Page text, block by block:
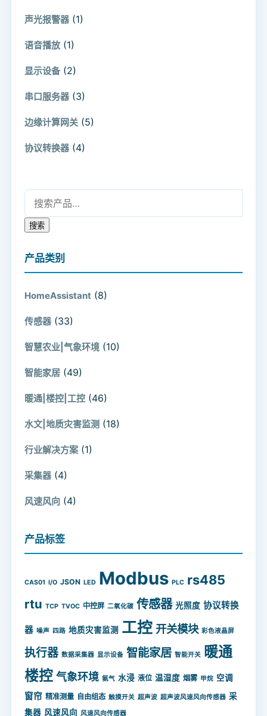
声光报警器 (1)
语音播放 (1)
显示设备 (2)
串口服务器 (3)
边缘计算网关 (5)
协议转换器 (4)
搜索：
搜索
产品类别
HomeAssistant (8)
传感器 (33)
智慧农业|气象环境 (10)
智能家居 (49)
暖通|楼控|工控 (46)
水文|地质灾害监测 (18)
行业解决方案 (1)
采集器 (4)
风速风向 (4)
产品标签
CAS01 I/O JSON LED Modbus PLC rs485
rtu TCP TVOC 中控屏 二氧化碳 传感器 光照度 协议转换
器 噪声 四路 地质灾害监测 工控 开关模块 彩色液晶屏
执行器 数据采集器 显示设备 智能家居 智能开关 暖通
楼控 气象环境 氨气 水浸 液位 温湿度 烟雾 甲烷 空调
窗帘 精准测量 自由组态 触摸开关 超声波 超声波风速风向传感器 采
集器 风速风向 风速风向传感器